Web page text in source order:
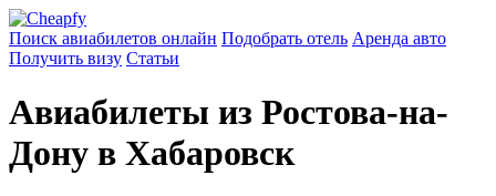
Поиск авиабилетов онлайн Подобрать отель Аренда авто
Получить визу Статьи
Авиабилеты из Ростова-на-
Дону в Хабаровск